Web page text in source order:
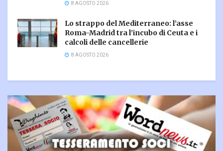
8 AGOSTO 2026
Lo strappo del Mediterraneo: l’asse
Roma-Madrid tra l’incubo di Ceuta e i
calcoli delle cancellerie
8 AGOSTO 2026